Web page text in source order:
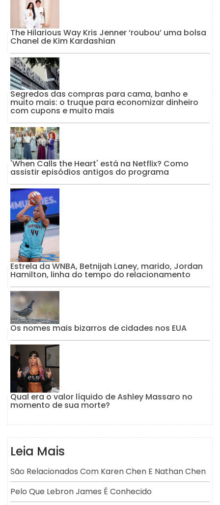
The Hilarious Way Kris Jenner ‘roubou’ uma bolsa
Chanel de Kim Kardashian
Segredos das compras para cama, banho e
muito mais: o truque para economizar dinheiro
com cupons e muito mais
'When Calls the Heart' está na Netflix? Como
assistir episódios antigos do programa
Estrela da WNBA, Betnijah Laney, marido, Jordan
Hamilton, linha do tempo do relacionamento
Os nomes mais bizarros de cidades nos EUA
Qual era o valor líquido de Ashley Massaro no
momento de sua morte?
Leia Mais
São Relacionados Com Karen Chen E Nathan Chen
Pelo Que Lebron James É Conhecido